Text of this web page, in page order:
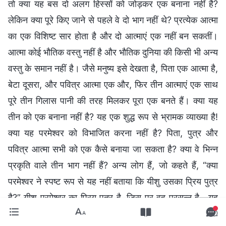
तो क्या यह बस दो अलग हिस्सों को जोड़कर एक बनाना नहीं है?
लेकिन क्या पूरे किए जाने से पहले वे दो भाग नहीं थे? प्रत्येक आत्मा
का एक विशिष्ट सार होता है और दो आत्माएं एक नहीं बन सकतीं।
आत्मा कोई भौतिक वस्तु नहीं है और भौतिक दुनिया की किसी भी अन्य
वस्तु के समान नहीं है। जैसे मनुष्य इसे देखता है, पिता एक आत्मा है,
बेटा दूसरा, और पवित्र आत्मा एक और, फिर तीन आत्माएं एक साथ
पूरे तीन गिलास पानी की तरह मिलकर पूरा एक बनते हैं। क्या यह
तीन को एक बनाना नहीं है? यह एक शुद्ध रूप से भ्रामक व्याख्या है!
क्या यह परमेश्वर को विभाजित करना नहीं है? पिता, पुत्र और
पवित्र आत्मा सभी को एक कैसे बनाया जा सकता है? क्या वे भिन्न
प्रकृति वाले तीन भाग नहीं हैं? अन्य लोग हैं, जो कहते हैं, “क्या
परमेश्वर ने स्पष्ट रूप से यह नहीं बताया कि यीशु उसका प्रिय पुत्र
है?” यीशु परमेश्वर का प्रिय पुत्र है, जिस पर वह प्रसन्न है—यह
निश्चित रूप से परमेश्वर ने स्वयं ही कहा था। यह परमेश्वर की स्वयं